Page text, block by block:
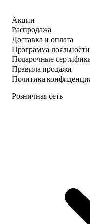
Акции
Распродажа
Доставка и оплата
Программа лояльности
Подарочные
Правила продажи
Политика
Розничная сеть